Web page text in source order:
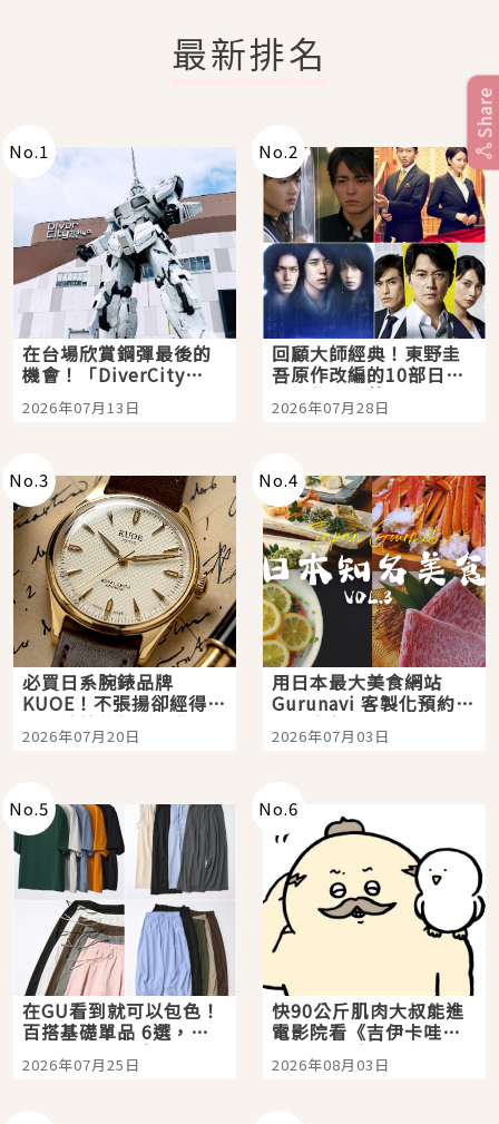
最新排名
No.1
在台場欣賞鋼彈最後的
機會！「DiverCity
Tokyo Plaza」搭船、
購物、美食及夜景，一
2026年07月13日
No.2
回顧大師經典！東野圭
吾原作改編的10部日本
影視作品推薦
2026年07月28日
No.3
必買日系腕錶品牌
KUOE！不張揚卻經得起
時間洗鍊的經典之作五
選
2026年07月20日
No.4
用日本最大美食網站
Gurunavi 客製化預約九
大都市餐廳，打造專屬
美食體驗！
2026年07月03日
No.5
在GU看到就可以包色！
百搭基礎單品 6選，閉
眼全收也不心疼
2026年07月25日
No.6
快90公斤肌肉大叔能進
電影院看《吉伊卡哇》
嗎？日本重金屬樂團
「打首」會長與nagano
2026年08月03日
Share